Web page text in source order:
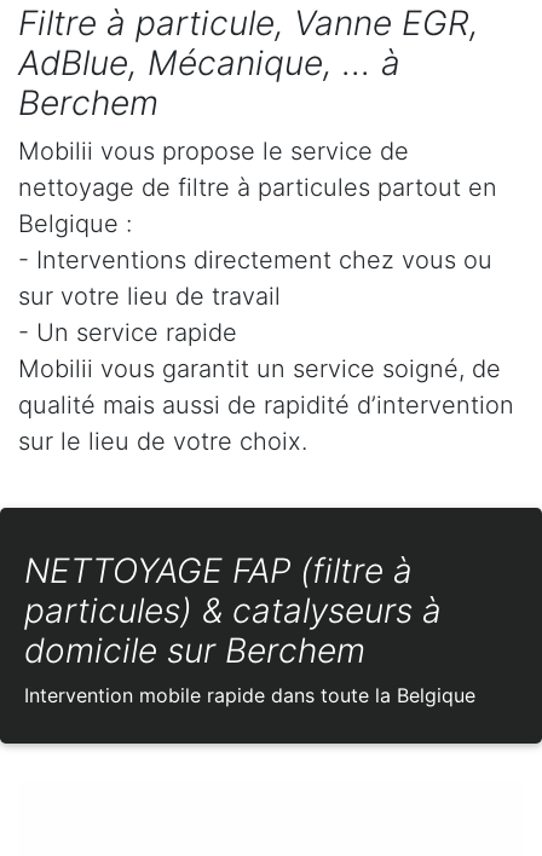
Filtre à particule, Vanne EGR,
AdBlue, Mécanique, ... à
Berchem
Mobilii vous propose le service de
nettoyage de filtre à particules partout en
Belgique :
- Interventions directement chez vous ou
sur votre lieu de travail
- Un service rapide
Mobilii vous garantit un service soigné, de
qualité mais aussi de rapidité d’intervention
sur le lieu de votre choix.
NETTOYAGE FAP (filtre à
particules) & catalyseurs à
domicile sur Berchem
Intervention mobile rapide dans toute la Belgique